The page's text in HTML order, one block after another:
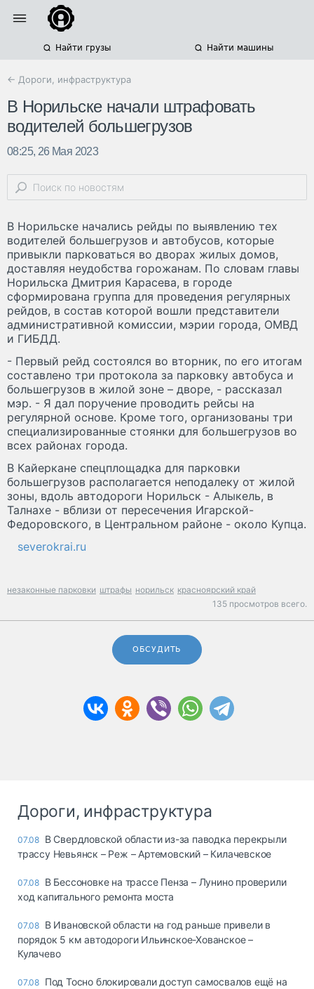
Найти грузы Найти машины
← Дороги, инфраструктура
В Норильске начали штрафовать
водителей большегрузов
08:25, 26 Мая 2023
В Норильске начались рейды по выявлению тех
водителей большегрузов и автобусов, которые
привыкли парковаться во дворах жилых домов,
доставляя неудобства горожанам. По словам главы
Норильска Дмитрия Карасева, в городе
сформирована группа для проведения регулярных
рейдов, в состав которой вошли представители
административной комиссии, мэрии города, ОМВД
и ГИБДД.
- Первый рейд состоялся во вторник, по его итогам
составлено три протокола за парковку автобуса и
большегрузов в жилой зоне – дворе, - рассказал
мэр. - Я дал поручение проводить рейсы на
регулярной основе. Кроме того, организованы три
специализированные стоянки для большегрузов во
всех районах города.
В Кайеркане спецплощадка для парковки
большегрузов располагается неподалеку от жилой
зоны, вдоль автодороги Норильск - Алыкель, в
Талнахе - вблизи от пересечения Игарской-
Федоровского, в Центральном районе - около Купца.
severokrai.ru
незаконные парковки штрафы норильск красноярский край
135 просмотров всего.
ОБСУДИТЬ
Дороги, инфраструктура
07.08 В Свердловской области из-за паводка перекрыли
трассу Невьянск – Реж – Артемовский – Килачевское
07.08 В Бессоновке на трассе Пенза – Лунино проверили
ход капитального ремонта моста
07.08 В Ивановской области на год раньше привели в
порядок 5 км автодороги Ильинское-Хованское –
Кулачево
07.08 Под Тосно блокировали доступ самосвалов ещё на